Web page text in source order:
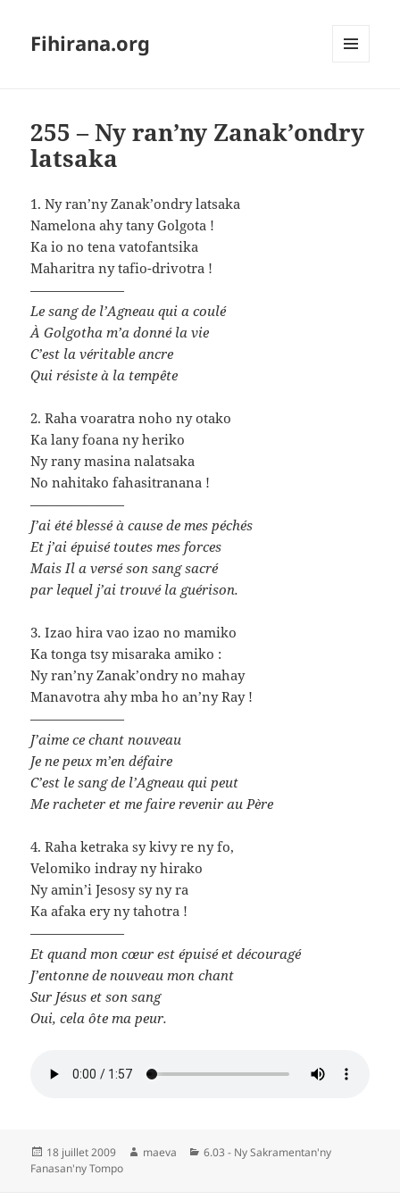
Fihirana.org
255 – Ny ran’ny Zanak’ondry
latsaka
1. Ny ran’ny Zanak’ondry latsaka
Namelona ahy tany Golgota !
Ka io no tena vatofantsika
Maharitra ny tafio-drivotra !
———————
Le sang de l’Agneau qui a coulé
À Golgotha m’a donné la vie
C’est la véritable ancre
Qui résiste à la tempête
2. Raha voaratra noho ny otako
Ka lany foana ny heriko
Ny rany masina nalatsaka
No nahitako fahasitranana !
———————
J’ai été blessé à cause de mes péchés
Et j’ai épuisé toutes mes forces
Mais Il a versé son sang sacré
par lequel j’ai trouvé la guérison.
3. Izao hira vao izao no mamiko
Ka tonga tsy misaraka amiko :
Ny ran’ny Zanak’ondry no mahay
Manavotra ahy mba ho an’ny Ray !
———————
J’aime ce chant nouveau
Je ne peux m’en défaire
C’est le sang de l’Agneau qui peut
Me racheter et me faire revenir au Père
4. Raha ketraka sy kivy re ny fo,
Velomiko indray ny hirako
Ny amin’i Jesosy sy ny ra
Ka afaka ery ny tahotra !
———————
Et quand mon cœur est épuisé et découragé
J’entonne de nouveau mon chant
Sur Jésus et son sang
Oui, cela ôte ma peur.
Publié
le
18 juillet 2009 Auteur
maeva Catégories
6.03 - Ny Sakramentan'ny
Fanasan'ny Tompo